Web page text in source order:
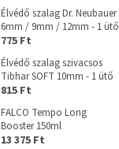
Élvédő szalag Dr. Neubauer
6mm / 9mm / 12mm - 1 ütő
775 Ft
Élvédő szalag szivacsos
Tibhar SOFT 10mm - 1 ütő
815 Ft
FALCO Tempo Long
Booster 150ml
13 375 Ft